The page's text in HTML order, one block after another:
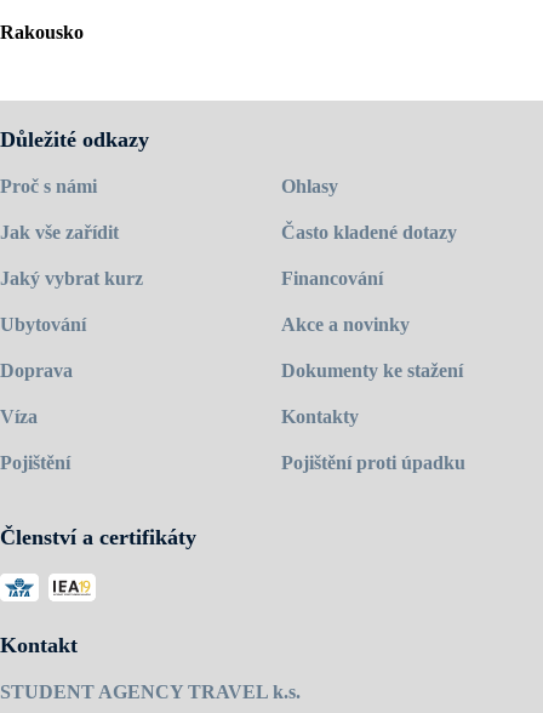
Rakousko
Důležité odkazy
Proč s námi
Jak vše zařídit
Jaký vybrat kurz
Ubytování
Doprava
Víza
Pojištění
Ohlasy
Často kladené dotazy
Financování
Akce a novinky
Dokumenty ke stažení
Kontakty
Pojištění proti úpadku
Členství a certifikáty
Kontakt
STUDENT AGENCY TRAVEL k.s.